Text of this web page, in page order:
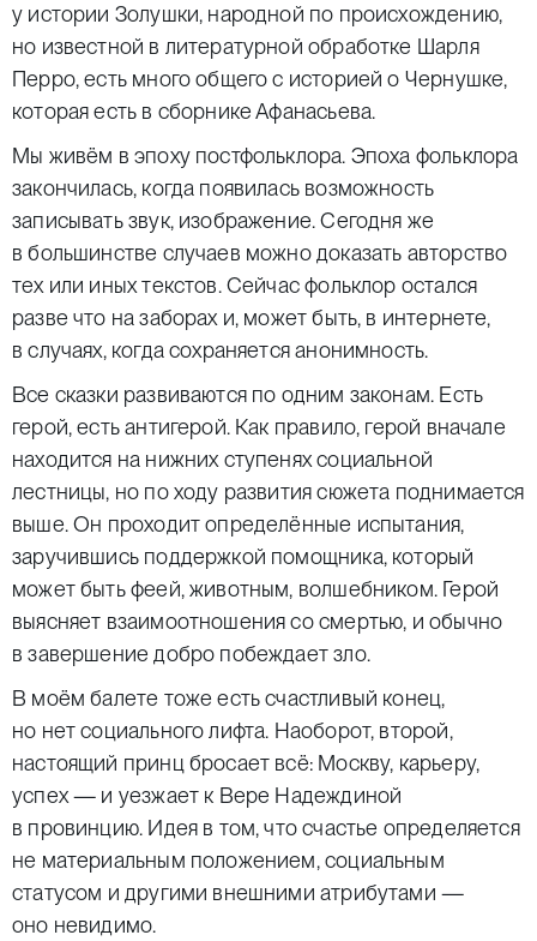
у истории Золушки, народной по происхождению,
но известной в литературной обработке Шарля
Перро, есть много общего с историей о Чернушке,
которая есть в сборнике Афанасьева.
Мы живём в эпоху постфольклора. Эпоха фольклора
закончилась, когда появилась возможность
записывать звук, изображение. Сегодня же
в большинстве случаев можно доказать авторство
тех или иных текстов. Сейчас фольклор остался
разве что на заборах и, может быть, в интернете,
в случаях, когда сохраняется анонимность.
Все сказки развиваются по одним законам. Есть
герой, есть антигерой. Как правило, герой вначале
находится на нижних ступенях социальной
лестницы, но по ходу развития сюжета поднимается
выше. Он проходит определённые испытания,
заручившись поддержкой помощника, который
может быть феей, животным, волшебником. Герой
выясняет взаимоотношения со смертью, и обычно
в завершение добро побеждает зло.
В моём балете тоже есть счастливый конец,
но нет социального лифта. Наоборот, второй,
настоящий принц бросает всё: Москву, карьеру,
успех — и уезжает к Вере Надеждиной
в провинцию. Идея в том, что счастье определяется
не материальным положением, социальным
статусом и другими внешними атрибутами —
оно невидимо.